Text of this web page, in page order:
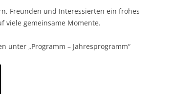
Freunden und Interessierten ein frohes
viele gemeinsame Momente.
unter „Programm – Jahresprogramm“